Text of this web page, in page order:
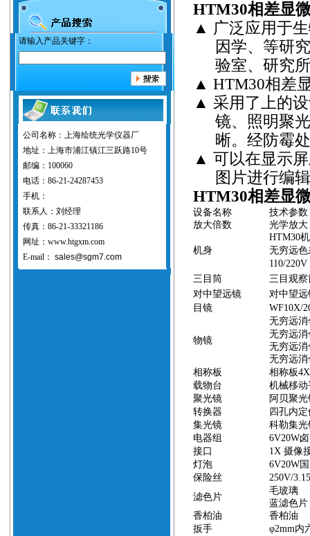
请输入产品关键字：
公司名称：上海绘统光学仪器厂
地址：上海市浦江镇江三跃路10号
邮编：100060
电话：86-21-24287453
手机：
联系人：刘经理
传真：86-21-33321186
网址：www.htgxm.com
E-mail： sales@sgm7.com
HTM30相差显
▲ 广泛应用于
因学、等研
验室、研究
▲HTM30相差
▲ 采用了上的
镜、照明聚
晰。经防霉
▲可以在显示
图片进行编
HTM30相差显
设备名称
技术参数
放大倍数
光学放大
机身
HTM30
无穷远
110/220V
三目筒
三目观
对中望远镜
对中望远
目镜
WF10X/
物镜
无穷远
无穷远
无穷远
无穷远
相称板
相称板
载物台
机械移动
聚光镜
阿贝聚光
转换器
四孔内
集光镜
科勒集
电器组
6V20W
接口
1X摄像
灯泡
6V20W
保险丝
250V/
滤色片
毛玻璃
蓝滤色片
香柏油
香柏油
扳手
φ2mm内